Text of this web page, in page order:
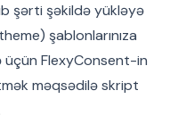
şərti şəkildə yükləyə
şablonlarınıza
üçün FlexyConsent-in
məqsədilə skript